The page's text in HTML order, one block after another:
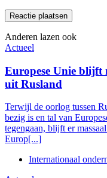
Anderen lazen ook
Actueel
Europese Unie blijft
uit Rusland
Terwijl de oorlog tussen
bezig is en tal van
tegengaan, blijft er
Europ[...]
Internationaal